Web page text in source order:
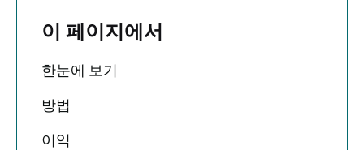
이 페이지에서
한눈에 보기
방법
이익